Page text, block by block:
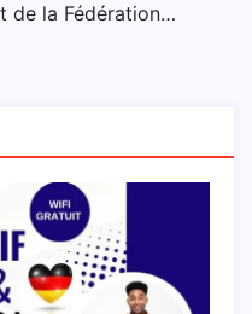
de la Fédération…